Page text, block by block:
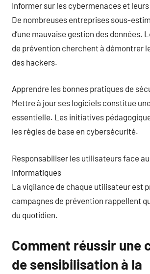
Informer sur les cybermenaces et
De nombreuses entreprises sous-
d’une mauvaise gestion des données.
de prévention cherchent à démontrer
des hackers.
Apprendre les bonnes pratiques de
Mettre à jour ses logiciels constitue
essentielle. Les initiatives
les règles de base en cybersécurité.
Responsabiliser les utilisateurs face
informatiques
La vigilance de chaque utilisateur est
campagnes de prévention rappellent
du quotidien.
Comment réussir une
de sensibilisation à la